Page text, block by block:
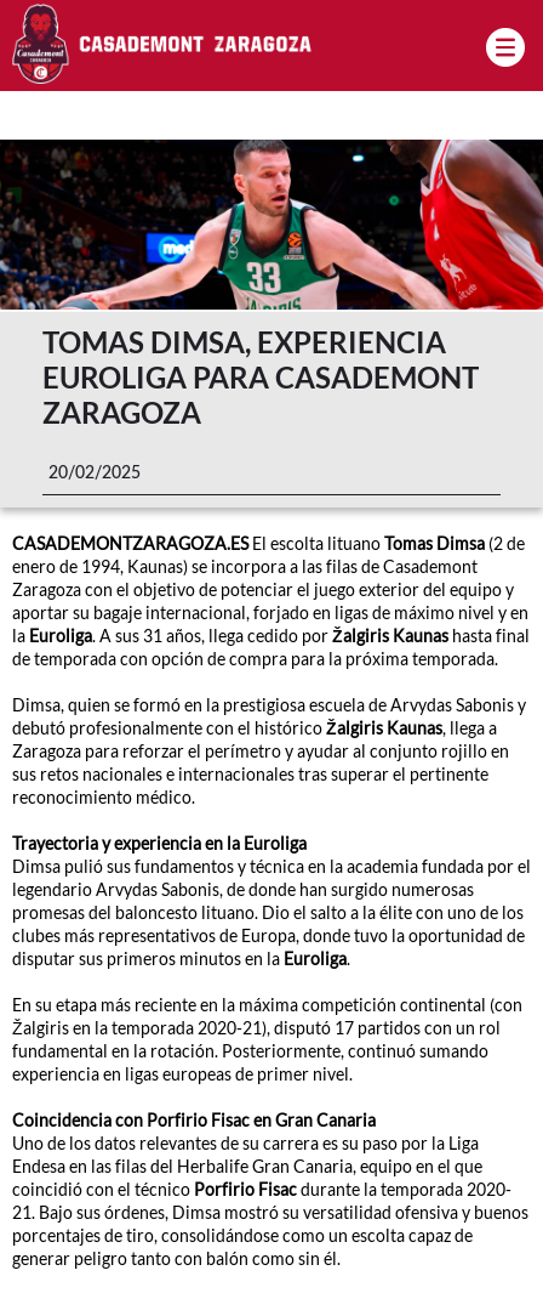
Pasar al contenido principal
TOMAS DIMSA, EXPERIENCIA
EUROLIGA PARA CASADEMONT
ZARAGOZA
20/02/2025
CASADEMONTZARAGOZA.ESEl escolta lituanoTomas Dimsa (2 de
enero de 1994, Kaunas) se incorpora a las filas de Casademont
Zaragoza con el objetivo de potenciar el juego exterior del equipo y
aportar su bagaje internacional, forjado en ligas de máximo nivel y en
la Euroliga. A sus 31 años, llega cedido porŽalgiris Kaunas hasta final
de temporada con opción de compra para la próxima temporada.
Dimsa, quien se formó en la prestigiosa escuela de Arvydas Sabonis y
debutó profesionalmente con el históricoŽalgiris Kaunas, llega a
Zaragoza para reforzar el perímetro y ayudar al conjunto rojillo en
sus retos nacionales e internacionales tras superar el pertinente
reconocimiento médico.
Trayectoria y experiencia en la Euroliga
Dimsa pulió sus fundamentos y técnica en la academia fundada por el
legendario Arvydas Sabonis, de donde han surgido numerosas
promesas del baloncesto lituano. Dio el salto a la élite con uno de los
clubes más representativos de Europa, donde tuvo la oportunidad de
disputar sus primeros minutos en la Euroliga.
En su etapa más reciente en la máxima competición continental (con
Žalgiris en la temporada 2020-21), disputó 17 partidos con un rol
fundamental en la rotación. Posteriormente, continuó sumando
experiencia en ligas europeas de primer nivel.
Coincidencia con Porfirio Fisac en Gran Canaria
Uno de los datos relevantes de su carrera es su paso por la Liga
Endesa en las filas del Herbalife Gran Canaria, equipo en el que
coincidió con el técnico Porfirio Fisacdurante la temporada 2020-
21. Bajo sus órdenes, Dimsa mostró su versatilidad ofensiva y buenos
porcentajes de tiro, consolidándose como un escolta capaz de
generar peligro tanto con balón como sin él.